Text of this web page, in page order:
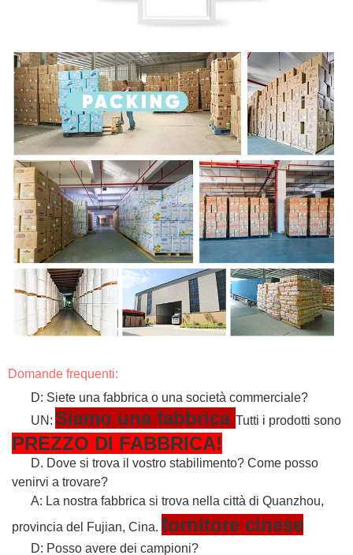
Domande frequenti:
D: Siete una fabbrica o una società commerciale?
UN: Siamo una fabbrica Tutti i prodotti sono
PREZZO DI FABBRICA!
D. Dove si trova il vostro stabilimento? Come posso
venirvi a trovare?
A: La nostra fabbrica si trova nella città di Quanzhou,
provincia del Fujian, Cina. fornitore cinese
D: Posso avere dei campioni?